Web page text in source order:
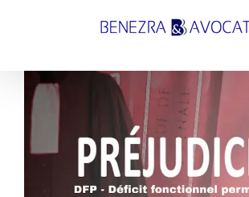
l'image
agrandie